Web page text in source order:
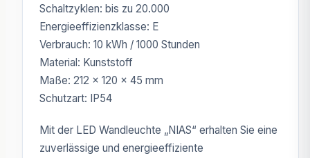
Schaltzyklen: bis zu 20.000
Energieeffizienzklasse: E
Verbrauch: 10 kWh / 1000 Stunden
Material: Kunststoff
Maße: 212 × 120 × 45 mm
Schutzart: IP54
Mit der LED Wandleuchte „NIAS“ erhalten Sie eine
zuverlässige und energieeffiziente